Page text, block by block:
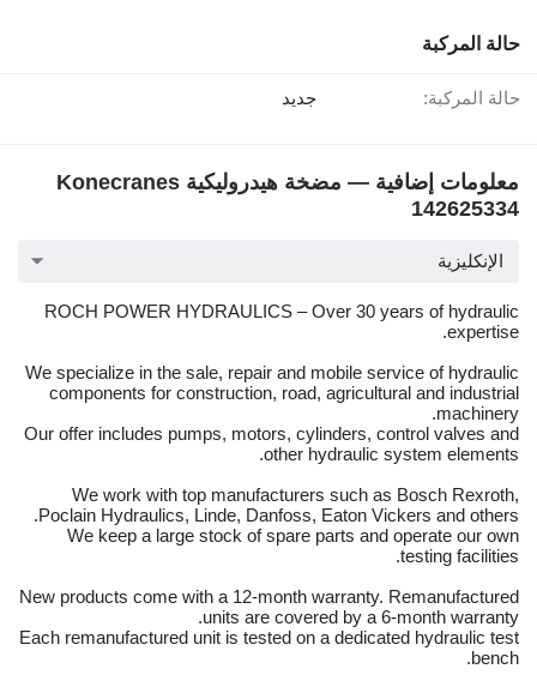
حالة المركبة
حالة المركبة: جديد
معلومات إضافية — مضخة هيدروليكية Konecranes
142625334
الإنكليزية
ROCH POWER HYDRAULICS – Over 30 years of hydraulic
expertise.
We specialize in the sale, repair and mobile service of hydraulic
components for construction, road, agricultural and industrial
machinery.
Our offer includes pumps, motors, cylinders, control valves and
other hydraulic system elements.
We work with top manufacturers such as Bosch Rexroth,
Poclain Hydraulics, Linde, Danfoss, Eaton Vickers and others.
We keep a large stock of spare parts and operate our own
testing facilities.
New products come with a 12-month warranty. Remanufactured
units are covered by a 6-month warranty.
Each remanufactured unit is tested on a dedicated hydraulic test
bench.